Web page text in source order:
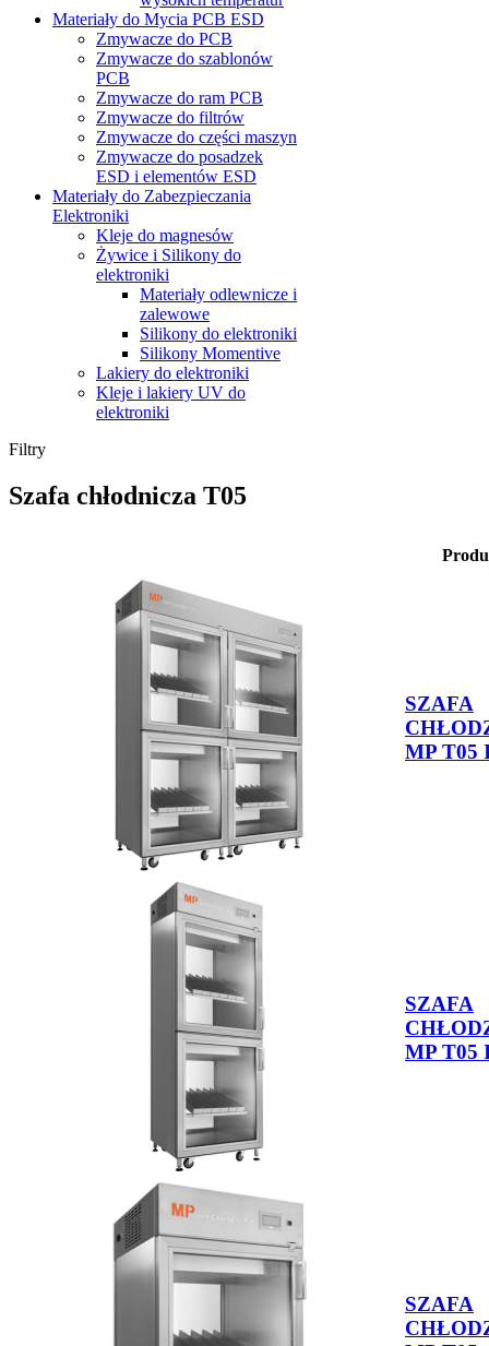
Materiały do Mycia PCB ESD
Zmywacze do PCB
Zmywacze do szablonów
PCB
Zmywacze do ram PCB
Zmywacze do filtrów
Zmywacze do części maszyn
Zmywacze do posadzek
ESD i elementów ESD
Materiały do Zabezpieczania
Elektroniki
Kleje do magnesów
Żywice i Silikony do
elektroniki
Materiały odlewnicze i
zalewowe
Silikony do elektroniki
Silikony Momentive
Lakiery do elektroniki
Kleje i lakiery UV do
elektroniki
Filtry
Szafa chłodnicza T05
SZAFA
MP T05
SZAFA
MP T05
SZAFA